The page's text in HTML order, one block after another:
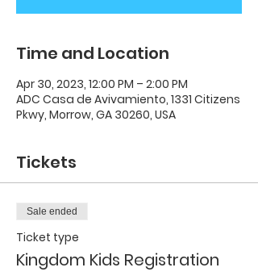
Time and Location
Apr 30, 2023, 12:00 PM – 2:00 PM
ADC Casa de Avivamiento, 1331 Citizens
Pkwy, Morrow, GA 30260, USA
Tickets
Sale ended
Ticket type
Kingdom Kids Registration